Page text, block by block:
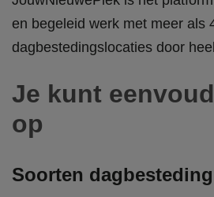
en begeleid werk met meer als
dagbestedingslocaties door
Je kunt
op
Soorten dagbesteding